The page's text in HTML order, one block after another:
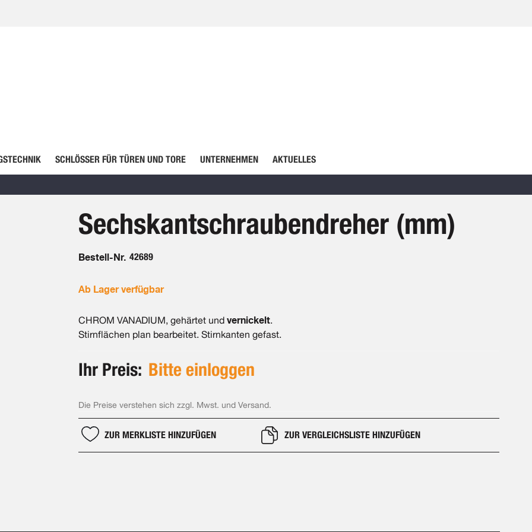
SCHLÖSSER FÜR TÜREN UND TORE UNTERNEHMEN AKTUELLES
Sechskantschraubendreher (mm)
Bestell-Nr. 42689
Ab Lager verfügbar
CHROM VANADIUM, gehärtet und vernickelt.
Stirnflächen plan bearbeitet. Stirnkanten gefast.
Ihr Preis: Bitte einloggen
Die Preise verstehen sich zzgl. Mwst. und Versand.
ZUR MERKLISTE HINZUFÜGEN ZUR VERGLEICHSLISTE HINZUFÜGEN